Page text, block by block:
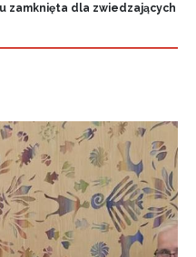
zamknięta dla zwiedzających